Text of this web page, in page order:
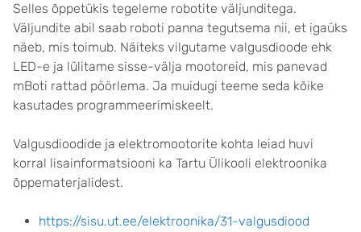
Selles õppetükis tegeleme robotite väljunditega.
Väljundite abil saab roboti panna tegutsema nii, et igaüks
näeb, mis toimub. Näiteks vilgutame valgusdioode ehk
LED-e ja lülitame sisse-välja mootoreid, mis panevad
mBoti rattad pöörlema. Ja muidugi teeme seda kõike
kasutades programmeerimiskeelt.
Valgusdioodide ja elektromootorite kohta leiad huvi
korral lisainformatsiooni ka Tartu Ülikooli elektroonika
õppematerjalidest.
https://sisu.ut.ee/elektroonika/31-valgusdiood